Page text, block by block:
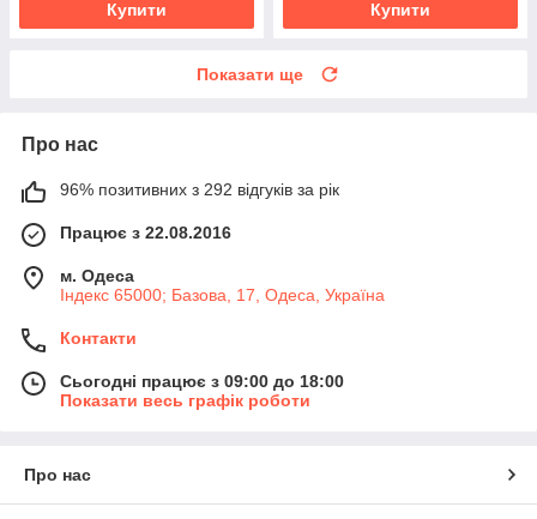
Купити Купити
Показати ще
Про нас
96% позитивних з 292 відгуків за рік
Працює з 22.08.2016
м. Одеса
Індекс 65000; Базова, 17, Одеса, Україна
Контакти
Сьогодні працює з 09:00 до 18:00
Показати весь графік роботи
Про нас